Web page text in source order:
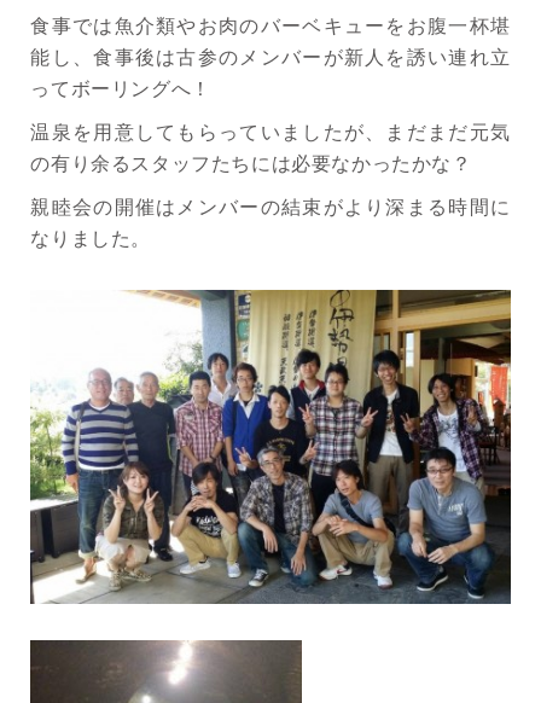
食事では魚介類やお肉のバーベキューをお腹一杯堪
能し、食事後は古参のメンバーが新人を誘い連れ立
ってボーリングへ！
温泉を用意してもらっていましたが、まだまだ元気
の有り余るスタッフたちには必要なかったかな？
親睦会の開催はメンバーの結束がより深まる時間に
なりました。